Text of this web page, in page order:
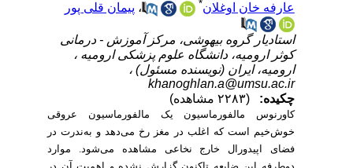
عارفه خان اوغلان
،پیمان قلی پور
استادیار گروه بیهوشی، مرکز آموزش - درمانی
کوثر ارومیه، دانشگاه علوم پزشکی ارومیه ،
ارومیه، ایران (نویسنده مسئول) ،
khanoghlan.a@umsu.ac.ir
چکیده:
کاورنوس مالفورماسیون یک مالفورماسیون عروقی
خوش‌خیم است که اغلب در مغز رخ می‌دهد و به‌ندرت در
فضای اپیدورال خارج نخاعی مشاهده می‌شود. موارد